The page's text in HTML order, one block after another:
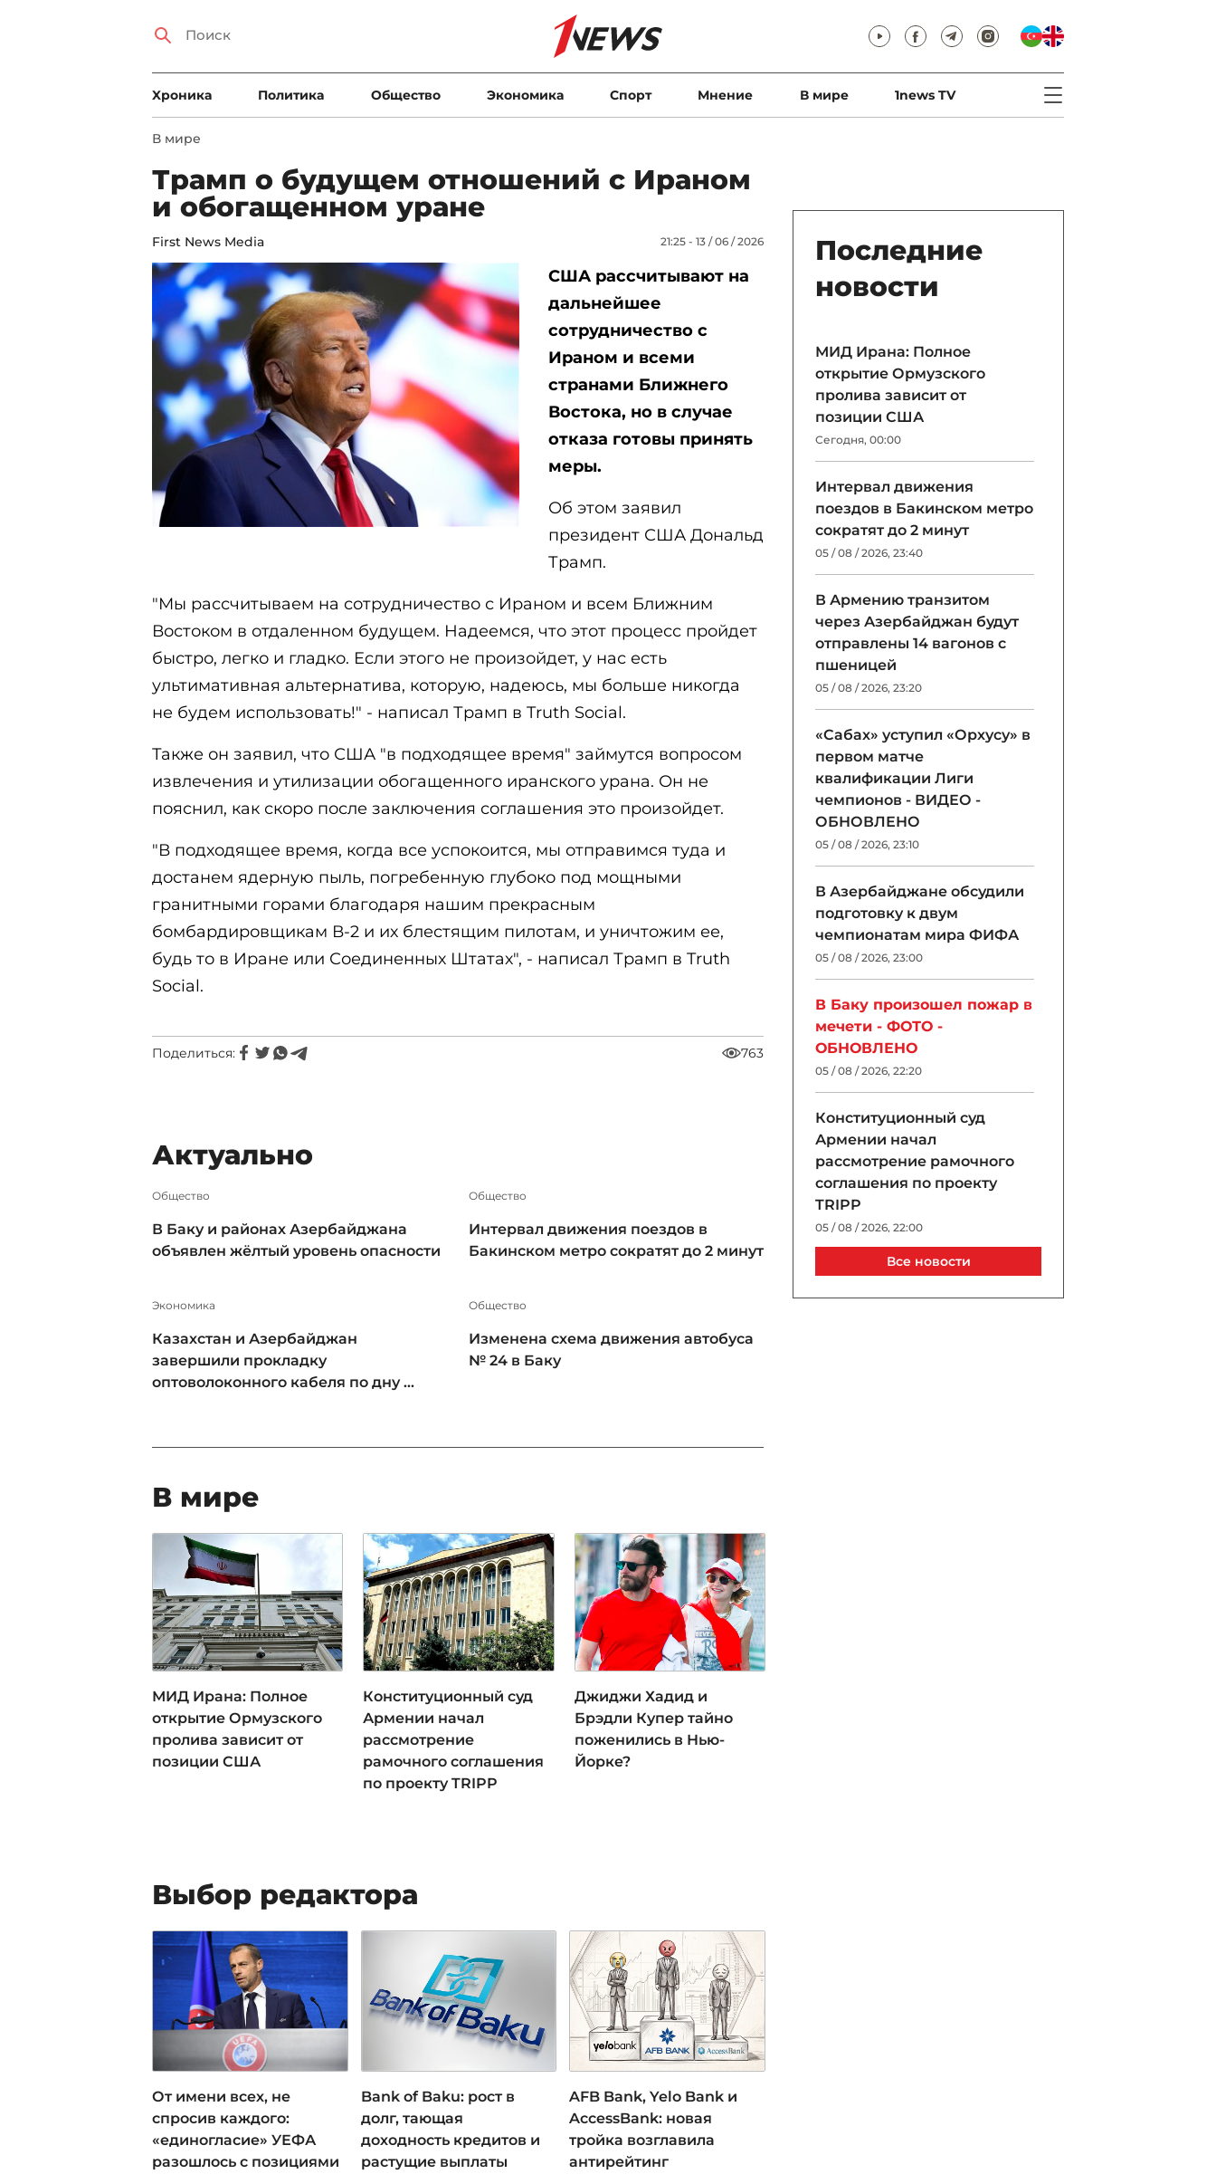
Xроника Политика Общество Экономика Спорт Мнение В мире 1news TV
В мире
Трамп о будущем отношений с Ираном
и обогащенном уране
First News Media 21:25 - 13 / 06 / 2026
США рассчитывают на
дальнейшее
сотрудничество с
Ираном и всеми
странами Ближнего
Востока, но в случае
отказа готовы принять
меры.
Об этом заявил
президент США Дональд
Трамп.
"Мы рассчитываем на сотрудничество с Ираном и всем Ближним
Востоком в отдаленном будущем. Надеемся, что этот процесс пройдет
быстро, легко и гладко. Если этого не произойдет, у нас есть
ультимативная альтернатива, которую, надеюсь, мы больше никогда
не будем использовать!" - написал Трамп в Truth Social.
Также он заявил, что США "в подходящее время" займутся вопросом
извлечения и утилизации обогащенного иранского урана. Он не
пояснил, как скоро после заключения соглашения это произойдет.
"В подходящее время, когда все успокоится, мы отправимся туда и
достанем ядерную пыль, погребенную глубоко под мощными
гранитными горами благодаря нашим прекрасным
бомбардировщикам В-2 и их блестящим пилотам, и уничтожим ее,
будь то в Иране или Соединенных Штатах", - написал Трамп в Truth
Social.
Поделиться: 763
Актуально
Общество
В Баку и районах Азербайджана
объявлен жёлтый уровень опасности
Общество
Интервал движения поездов в
Бакинском метро сократят до 2 минут
Экономика
Казахстан и Азербайджан
завершили прокладку
оптоволоконного кабеля по дну ...
Общество
Изменена схема движения автобуса
№ 24 в Баку
В мире
МИД Ирана: Полное
открытие Ормузского
пролива зависит от
позиции США
Конституционный суд
Армении начал
рассмотрение
рамочного соглашения
по проекту TRIPP
Джиджи Хадид и
Брэдли Купер тайно
поженились в Нью-
Йорке?
Выбор редактора
От имени всех, не
спросив каждого:
«единогласие» УЕФА
разошлось с позициями
Bank of Baku: рост в
долг, тающая
доходность кредитов и
растущие выплаты
AFB Bank, Yelo Bank и
AccessBank: новая
тройка возглавила
антирейтинг
Последние
новости
МИД Ирана: Полное
открытие Ормузского
пролива зависит от
позиции США
Сегодня, 00:00
Интервал движения
поездов в Бакинском метро
сократят до 2 минут
05 / 08 / 2026, 23:40
В Армению транзитом
через Азербайджан будут
отправлены 14 вагонов с
пшеницей
05 / 08 / 2026, 23:20
«Сабах» уступил «Орхусу» в
первом матче
квалификации Лиги
чемпионов - ВИДЕО -
ОБНОВЛЕНО
05 / 08 / 2026, 23:10
В Азербайджане обсудили
подготовку к двум
чемпионатам мира ФИФА
05 / 08 / 2026, 23:00
В Баку произошел пожар в
мечети - ФОТО -
ОБНОВЛЕНО
05 / 08 / 2026, 22:20
Конституционный суд
Армении начал
рассмотрение рамочного
соглашения по проекту
TRIPP
05 / 08 / 2026, 22:00
Джиджи Хадид и Брэдли
Купер тайно поженились в
Все новости